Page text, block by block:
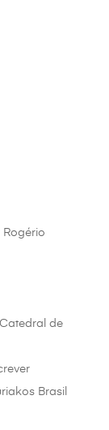
Rogério
de
Brasil